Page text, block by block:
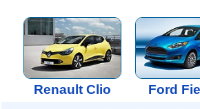
Renault Clio Ford